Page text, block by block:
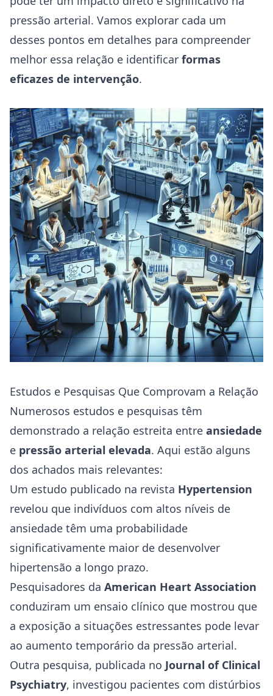
pressão arterial. Vamos explorar cada um
desses pontos em detalhes para compreender
melhor essa relação e identificar formas
eficazes de intervenção.
Estudos e Pesquisas Que Comprovam a Relação
Numerosos estudos e pesquisas têm
demonstrado a relação estreita entre ansiedade
e pressão arterial elevada. Aqui estão alguns
dos achados mais relevantes:
Um estudo publicado na revista Hypertension
revelou que indivíduos com altos níveis de
ansiedade têm uma probabilidade
significativamente maior de desenvolver
hipertensão a longo prazo.
Pesquisadores da American Heart Association
conduziram um ensaio clínico que mostrou que
a exposição a situações estressantes pode levar
ao aumento temporário da pressão arterial.
Outra pesquisa, publicada no Journal of Clinical
Psychiatry, investigou pacientes com distúrbios